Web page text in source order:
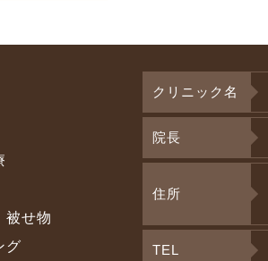
被せ物
グ
クリニック名
院長
住所
TEL